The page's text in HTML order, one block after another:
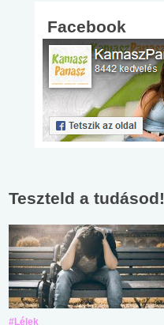
Facebook
Teszteld a tudásod!
#Lélek